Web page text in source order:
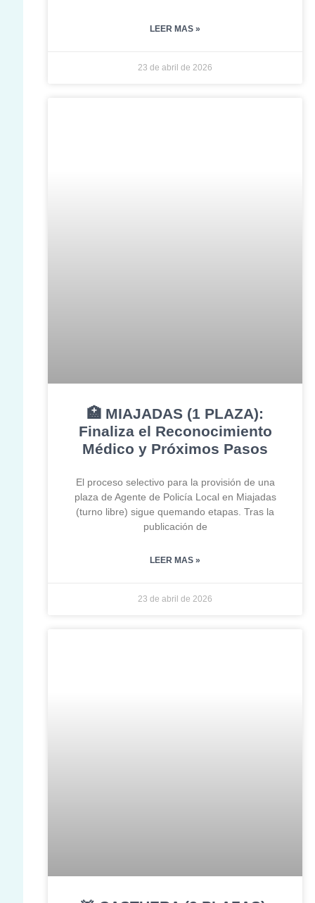
LEER MAS »
23 de abril de 2026
🏥 MIAJADAS (1 PLAZA):
Finaliza el Reconocimiento
Médico y Próximos Pasos
El proceso selectivo para la provisión de una
plaza de Agente de Policía Local en Miajadas
(turno libre) sigue quemando etapas. Tras la
publicación de
LEER MAS »
23 de abril de 2026